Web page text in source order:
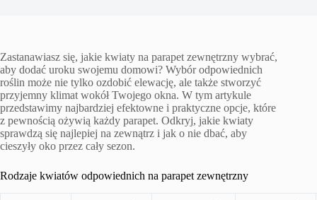
Zastanawiasz się, jakie kwiaty na parapet zewnętrzny wybrać,
aby dodać uroku swojemu domowi? Wybór odpowiednich
roślin może nie tylko ozdobić elewację, ale także stworzyć
przyjemny klimat wokół Twojego okna. W tym artykule
przedstawimy najbardziej efektowne i praktyczne opcje, które
z pewnością ożywią każdy parapet. Odkryj, jakie kwiaty
sprawdzą się najlepiej na zewnątrz i jak o nie dbać, aby
cieszyły oko przez cały sezon.
Rodzaje kwiatów odpowiednich na parapet zewnętrzny